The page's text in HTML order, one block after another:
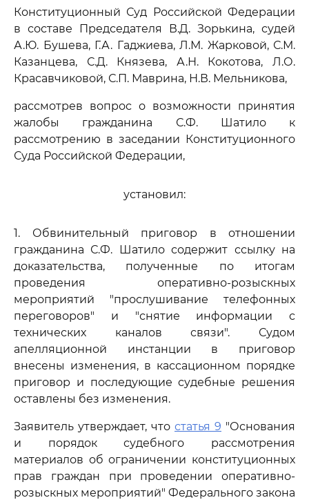
Конституционный Суд Российской Федерации
в составе Председателя В.Д. Зорькина, судей
А.Ю. Бушева, Г.А. Гаджиева, Л.М. Жарковой, С.М.
Казанцева, С.Д. Князева, А.Н. Кокотова, Л.О.
Красавчиковой, С.П. Маврина, Н.В. Мельникова,
рассмотрев вопрос о возможности принятия
жалобы гражданина С.Ф. Шатило к
рассмотрению в заседании Конституционного
Суда Российской Федерации,
установил:
1. Обвинительный приговор в отношении
гражданина С.Ф. Шатило содержит ссылку на
доказательства, полученные по итогам
проведения оперативно-розыскных
мероприятий "прослушивание телефонных
переговоров" и "снятие информации с
технических каналов связи". Судом
апелляционной инстанции в приговор
внесены изменения, в кассационном порядке
приговор и последующие судебные решения
оставлены без изменения.
Заявитель утверждает, что статья 9 "Основания
и порядок судебного рассмотрения
материалов об ограничении конституционных
прав граждан при проведении оперативно-
розыскных мероприятий" Федерального закона